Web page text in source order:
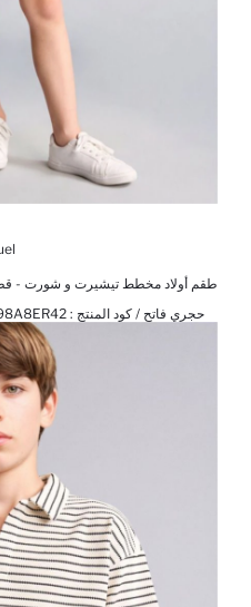
طقم أولاد مخطط تيشيرت و شورت -
حجري فاتح / كود المنتج :